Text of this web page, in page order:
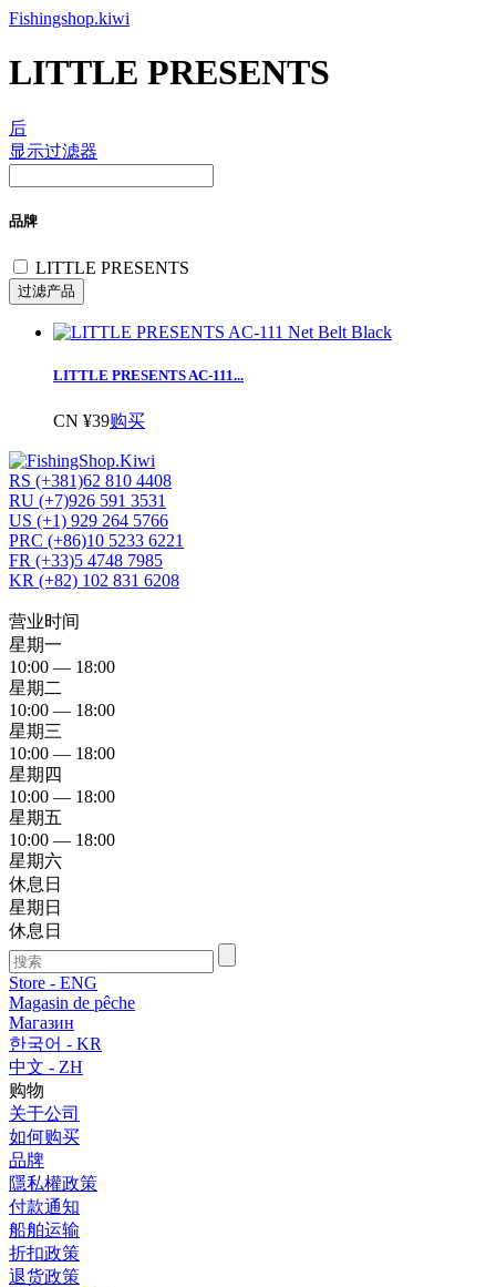
Fishingshop.kiwi
LITTLE PRESENTS
后
显示过滤器
品牌
LITTLE PRESENTS
LITTLE PRESENTS AC-111...
CN ¥39购买
RS (+381)62 810 4408
RU (+7)926 591 3531
US (+1) 929 264 5766
PRC (+86)10 5233 6221
FR (+33)5 4748 7985
KR (+82) 102 831 6208
营业时间
星期一
10:00 — 18:00
星期二
10:00 — 18:00
星期三
10:00 — 18:00
星期四
10:00 — 18:00
星期五
10:00 — 18:00
星期六
休息日
星期日
休息日
Store - ENG
Magasin de pêche
Магазин
한국어 - KR
中文 - ZH
购物
关于公司
如何购买
品牌
隱私權政策
付款通知
船舶运输
折扣政策
退货政策